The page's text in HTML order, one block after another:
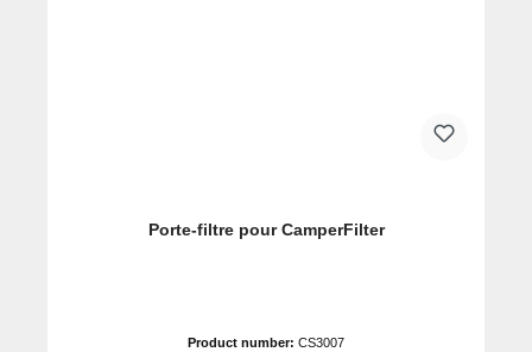
Porte-filtre pour CamperFilter
Product number: CS3007